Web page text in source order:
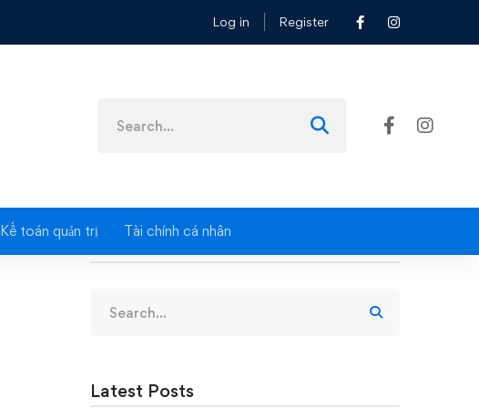
Log in Register
for:
Kế toán quản trị Tài chính cá nhân
for:
Latest Posts